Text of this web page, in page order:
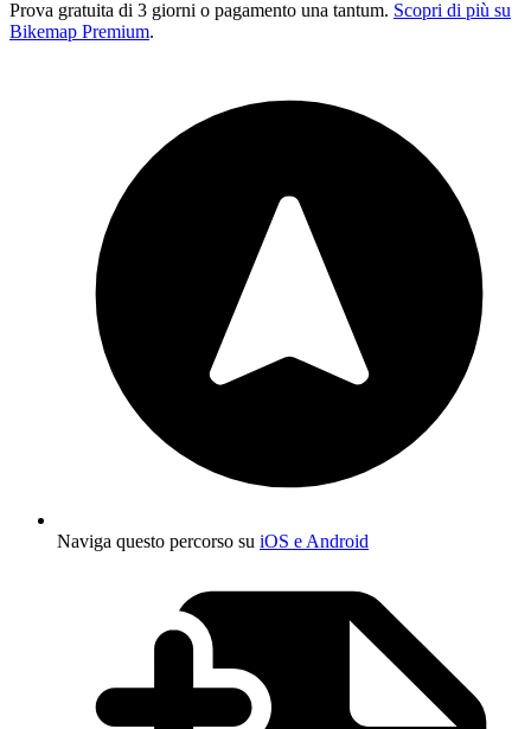
Prova gratuita di 3 giorni o pagamento una tantum. Scopri di più su
Bikemap Premium.
Naviga questo percorso su iOS e Android